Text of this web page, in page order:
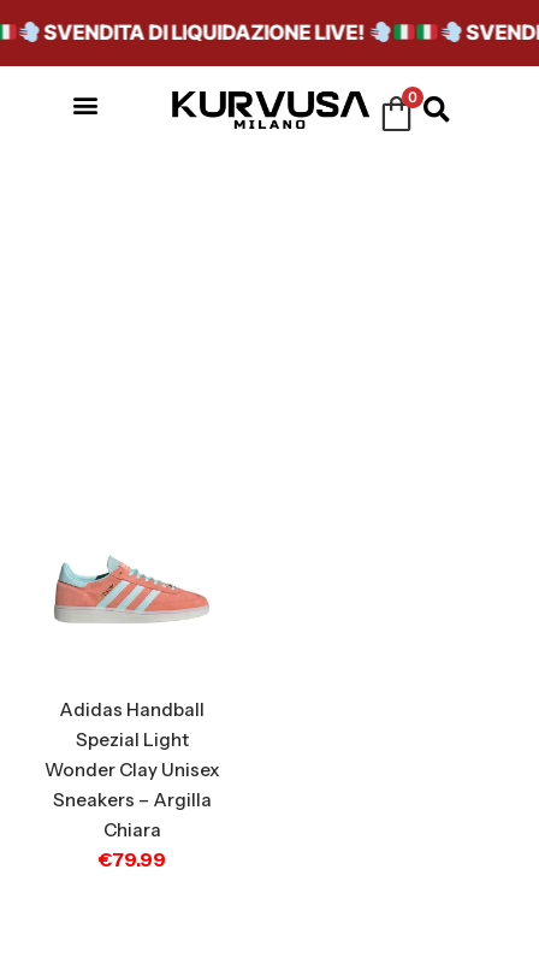
SVENDITA DI LIQUIDAZIONE LIVE!
0
Adidas Handball
Spezial Light
Wonder Clay Unisex
Sneakers – Argilla
Chiara
€79.99